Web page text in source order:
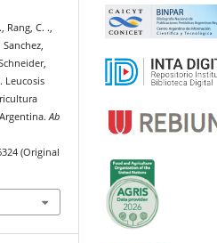
Rang, C. .,
Leucosis
Ab
(Original